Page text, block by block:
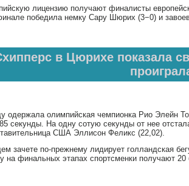
лицензию получают финалисты
победила немку Сару Шюрих (3−0) и
в Цюрихе показала
одержала олимпийская чемпионка Рио Элейн
секунды. На одну сотую секунды от нее
США Эллисон Феликс (22,02).
зачете по-прежнему лидирует голландская
на финальных этапах спортсменки получают 20